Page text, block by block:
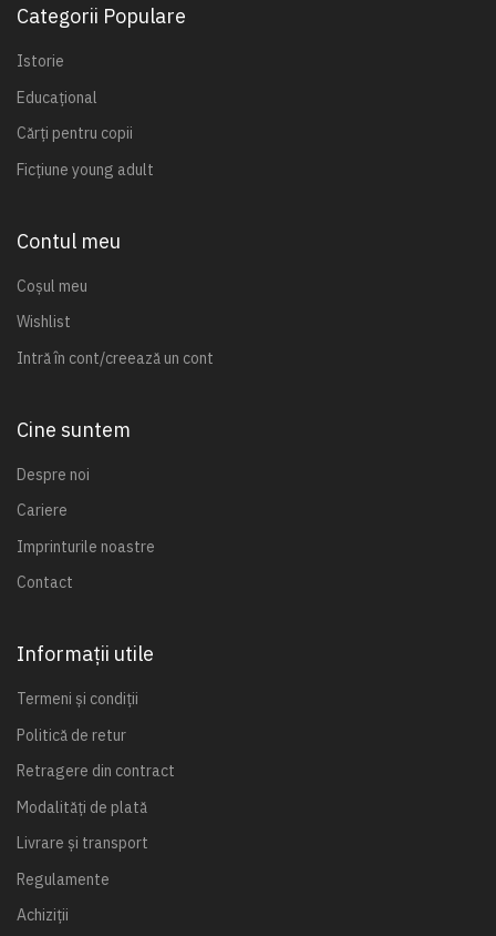
Categorii Populare
Istorie
Educațional
Cărți pentru copii
Ficțiune young adult
Contul meu
Coșul meu
Wishlist
Intră în cont/creează un cont
Cine suntem
Despre noi
Cariere
Imprinturile noastre
Contact
Informații utile
Termeni și condiții
Politică de retur
Retragere din contract
Modalități de plată
Livrare și transport
Regulamente
Achiziții